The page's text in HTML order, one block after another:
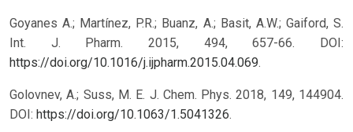
Goyanes A.; Martínez, P.R.; Buanz, A.; Basit, A.W.; Gaiford, S.
Int. J. Pharm. 2015, 494, 657-66. DOI:
https://doi.org/10.1016/j.ijpharm.2015.04.069.
Golovnev, A.; Suss, M. E. J. Chem. Phys. 2018, 149, 144904.
DOI: https://doi.org/10.1063/1.5041326.